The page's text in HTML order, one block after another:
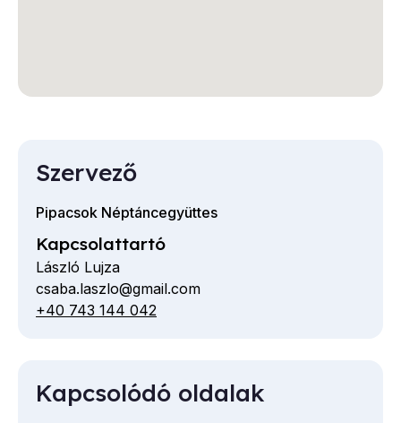
Szervező
Pipacsok Néptáncegyüttes
Kapcsolattartó
László Lujza
E-
mail
csaba.laszlo@gmail.com
Telefon
+40 743 144 042
Kapcsolódó oldalak